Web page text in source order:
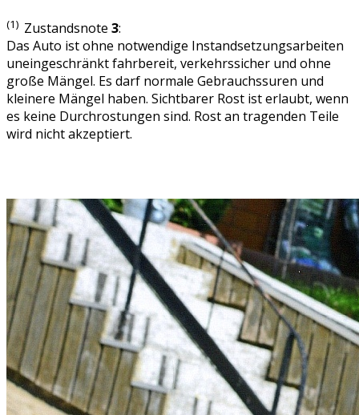
(1) Zustandsnote 3:
Das Auto ist ohne notwendige Instandsetzungsarbeiten
uneingeschränkt fahrbereit, verkehrssicher und ohne
große Mängel. Es darf normale Gebrauchssuren und
kleinere Mängel haben. Sichtbarer Rost ist erlaubt, wenn
es keine Durchrostungen sind. Rost an tragenden Teile
wird nicht akzeptiert.